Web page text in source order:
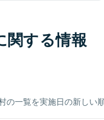
関する情報
の一覧を実施日の新しい